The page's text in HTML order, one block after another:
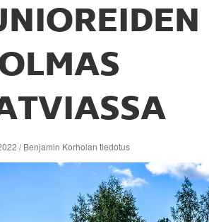
/ Benjamin Korholan tiedotus